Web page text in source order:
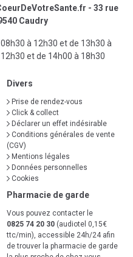
- 33 rue
Caudry
à 12h30 et de 13h30 à
et de 14h00 à 18h30
Divers
Prise de rendez-vous
Click & collect
Déclarer un effet indésirable
Conditions générales de vente
(CGV)
Mentions légales
Données personnelles
Cookies
Pharmacie de garde
Vous pouvez contacter le
0825 74 20 30 (audiotel 0,15€
ttc/min), accessible 24h/24 afin
de trouver la pharmacie de garde